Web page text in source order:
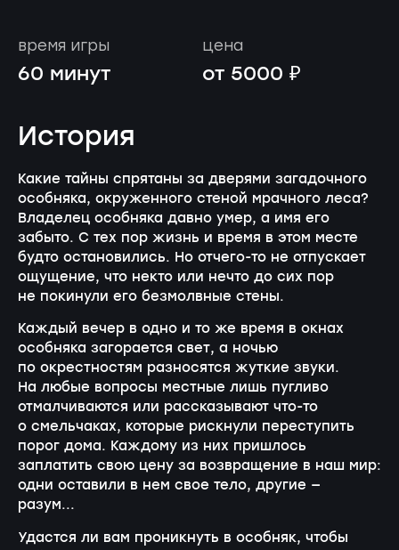
время игры
60 минут
цена
от 5000 ₽
История
Какие тайны спрятаны за дверями загадочного
особняка, окруженного стеной мрачного леса?
Владелец особняка давно умер, а имя его
забыто. С тех пор жизнь и время в этом месте
будто остановились. Но отчего-то не отпускает
ощущение, что некто или нечто до сих пор
не покинули его безмолвные стены.
Каждый вечер в одно и то же время в окнах
особняка загорается свет, а ночью
по окрестностям разносятся жуткие звуки.
На любые вопросы местные лишь пугливо
отмалчиваются или рассказывают что-то
о смельчаках, которые рискнули переступить
порог дома. Каждому из них пришлось
заплатить свою цену за возвращение в наш мир:
одни оставили в нем свое тело, другие —
разум...
Удастся ли вам проникнуть в особняк, чтобы